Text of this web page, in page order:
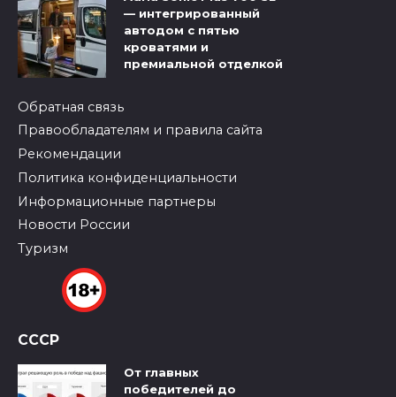
— интегрированный
автодом с пятью
кроватями и
премиальной отделкой
Обратная связь
Правообладателям и правила сайта
Рекомендации
Политика конфиденциальности
Информационные партнеры
Новости России
Туризм
СССР
От главных
победителей до